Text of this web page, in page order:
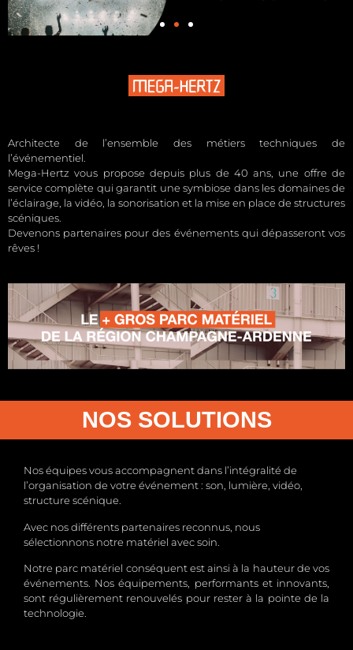
Architecte de l’ensemble des métiers techniques de
l’événementiel.
Mega-Hertz vous propose depuis plus de 40 ans, une offre de
service complète qui garantit une symbiose dans les domaines de
l’éclairage, la vidéo, la sonorisation et la mise en place de structures
scéniques.
Devenons partenaires pour des événements qui dépasseront vos
rêves !
NOS SOLUTIONS
Nos équipes vous accompagnent dans l’intégralité de
l’organisation de votre événement : son, lumière, vidéo,
structure scénique.
Avec nos différents partenaires reconnus, nous
sélectionnons notre matériel avec soin.
Notre parc matériel conséquent est ainsi à la hauteur de vos
événements. Nos équipements, performants et innovants,
sont régulièrement renouvelés pour rester à la pointe de la
technologie.